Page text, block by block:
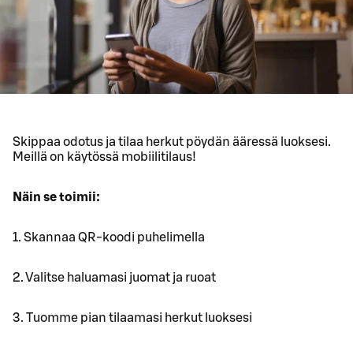
Skippaa odotus ja tilaa herkut pöydän ääressä luoksesi.
Meillä on käytössä mobiilitilaus!
Näin se toimii:
1. Skannaa QR-koodi puhelimella
2. Valitse haluamasi juomat ja ruoat
3. Tuomme pian tilaamasi herkut luoksesi